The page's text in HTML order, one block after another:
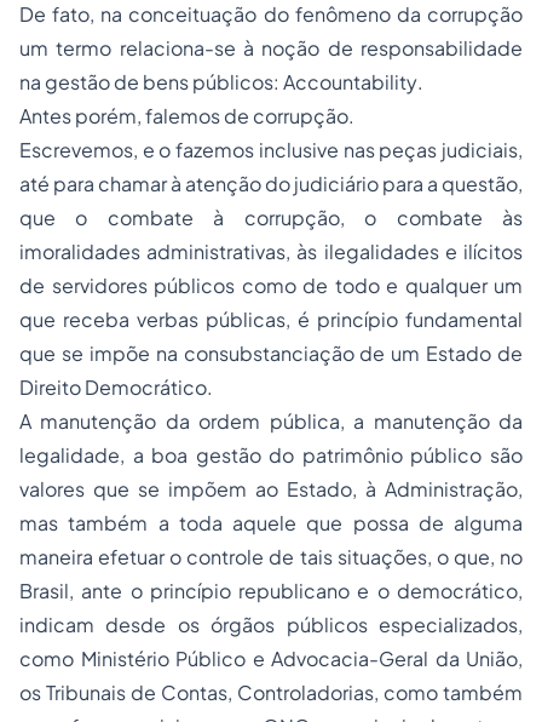
De fato, na conceituação do fenômeno da corrupção
um termo relaciona-se à noção de responsabilidade
na gestão de bens públicos: Accountability.
Antes porém, falemos de corrupção.
Escrevemos, e o fazemos inclusive nas peças judiciais,
até para chamar à atenção do judiciário para a questão,
que o combate à corrupção, o combate às
imoralidades administrativas, às ilegalidades e ilícitos
de servidores públicos como de todo e qualquer um
que receba verbas públicas, é princípio fundamental
que se impõe na consubstanciação de um Estado de
Direito Democrático.
A manutenção da ordem pública, a manutenção da
legalidade, a boa gestão do patrimônio público são
valores que se impõem ao Estado, à Administração,
mas também a toda aquele que possa de alguma
maneira efetuar o controle de tais situações, o que, no
Brasil, ante o princípio republicano e o democrático,
indicam desde os órgãos públicos especializados,
como Ministério Público e Advocacia-Geral da União,
os Tribunais de Contas, Controladorias, como também